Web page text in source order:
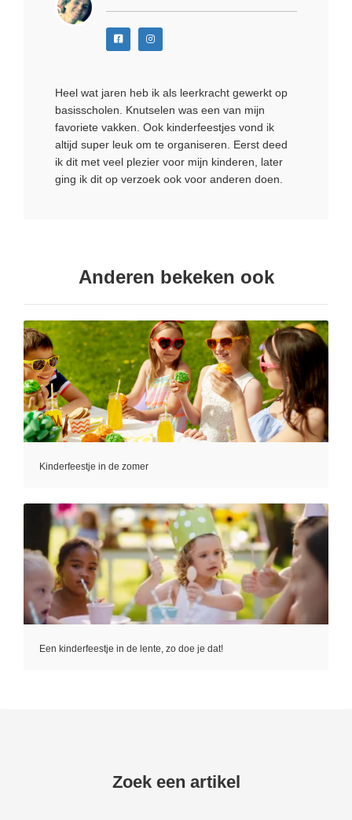
Heel wat jaren heb ik als leerkracht gewerkt op
basisscholen. Knutselen was een van mijn
favoriete vakken. Ook kinderfeestjes vond ik
altijd super leuk om te organiseren. Eerst deed
ik dit met veel plezier voor mijn kinderen, later
ging ik dit op verzoek ook voor anderen doen.
Anderen bekeken ook
Kinderfeestje in de zomer
Een kinderfeestje in de lente, zo doe je dat!
Zoek een artikel